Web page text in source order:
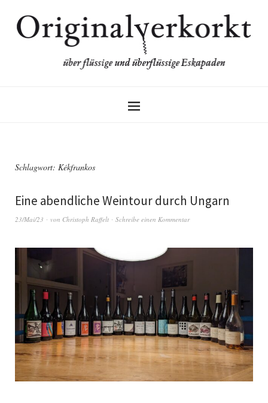
Schlagwort: Kékfrankos
Eine abendliche Weintour durch Ungarn
23/Mai/23 von Christoph Raffelt Schreibe einen Kommentar